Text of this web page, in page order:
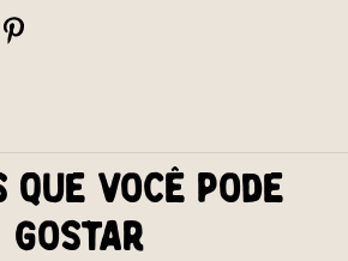
que você pode
gostar